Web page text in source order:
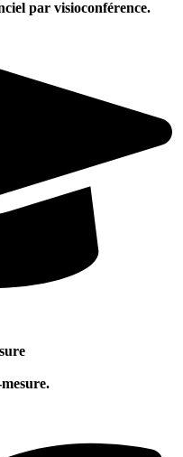
par visioconférence.